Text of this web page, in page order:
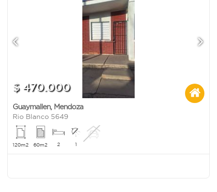
$ 470.000
Guaymallen, Mendoza
Rio Blanco 5649
120m2 60m2 2 1